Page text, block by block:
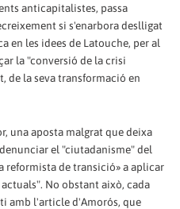
anticapitalistes, passa
si s'enarbora deslligat
en les idees de Latouche, per al
la "conversió de la crisi
de la seva transformació en
una aposta malgrat que deixa
el "ciutadanisme" del
reformista de transició» a aplicar
No obstant això, cada
amb l'article d'Amorós, que